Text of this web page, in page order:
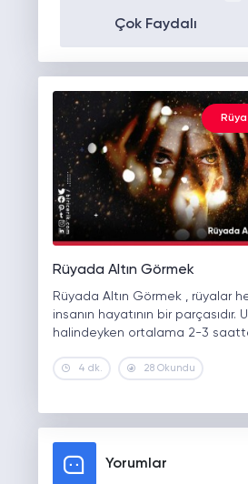
Çok Faydalı
Rüyada Altın Görmek
Rüyada Altın Görmek , rüyalar
insanın hayatının bir parçasıdır.
halindeyken ortalama 2-3
4 dk. 28 Okundu
Yorumlar